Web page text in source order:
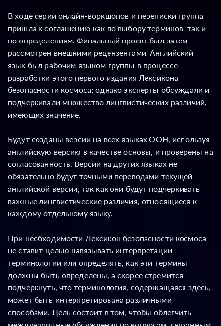
В ходе серии онлайн-воркшопов и переписки группа
пришла к соглашению как по выбору терминов, так и
по определениям. Финальный проект был затем
рассмотрен внешними рецензентами. Английский
язык был рабочим языком группы в процессе
разработки этого первого издания Лексикона
безопасности космоса; однако эксперты обсуждали и
подчеркивали множество лингвистических различий,
имеющих значение.
Будут созданы версии на всех языках ООН, используя
английскую версию в качестве основы, и проверены на
согласованность. Версии на других языках не
обязательно будут точными переводами текущей
английской версии, так как они будут подчеркивать
важные лингвистические различия, относящиеся к
каждому отдельному языку.
При необходимости Лексикон безопасности космоса
не ставит целью навязывать интерпретации
терминологии или определять, как эти термины
должны быть определены, а скорее стремится
подчеркнуть, что терминология, содержащаяся здесь,
может быть интерпретирована различными
способами. Цель состоит в том, чтобы облегчить